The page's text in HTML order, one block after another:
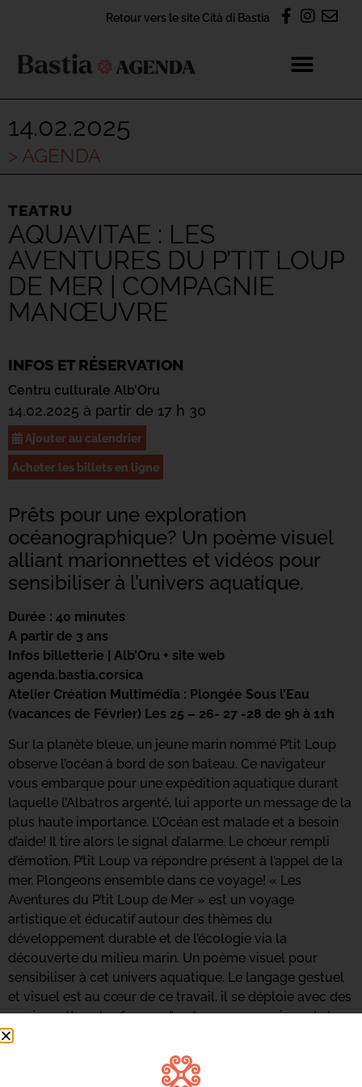
Retour vers le site Cità di Bastia
14.02.2025
> AGENDA
TEATRU
AQUAVITAE : LES
AVENTURES DU P’TIT LOUP
DE MER | COMPAGNIE
MANŒUVRE
INFOS ET RÉSERVATION
Centru culturale Alb’Oru
14.02.2025 à partir de 17 h 30
Ajouter au calendrier
Acheter les billets en ligne
Prêts pour une exploration
océanographique? Un poème visuel
alliant marionnettes et vidéos pour
sensibiliser à l’univers aquatique.
Durée : 40 minutes
A partir de 3 ans
Infos billetterie | Alb’Oru + site web
agenda.bastia.corsica
Atelier Création Multimédia : Plongée Sous l’Eau
(vacances de Février) Les 25 – 26- 27 -28 de 9h à 11h
Sur la planète bleue, un jeune marin nommé P’tit Loup
observe l’océan à bord de son bateau. Ce navigateur
vous embarque pour une expédition aquatique durant
laquelle l’Albatros argenté, lui apporte un message de la
plus haute importance. L’Océan est malade et a besoin
d’aide! Il tire alors le signal d’alarme. Le chœur rempli
d’émotion, P’tit Loup va répondre présent à l’appel de la
mer. Plongeons ensemble dans ce voyage! « Les
Aventures du P’tit Loup de Mer » est un voyage
artistique et éducatif autour des thèmes du
développement durable et de l’écologie via la
découverte du milieu marin. Un poème visuel pour
sensibiliser à cet univers aquatique. Le langage gestuel
et visuel est au cœur de ce travail, il se déploie avec des
marionnettes, des figures d’ombres, un aquarium, de la
vidéo, le tout illustré par une création sonore mixant de
réels sons aquatiques à une partition musicale